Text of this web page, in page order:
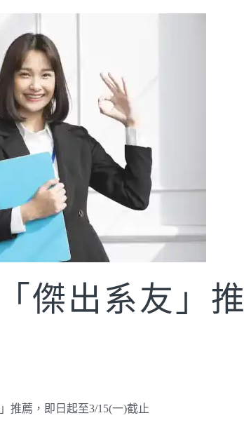
傑出系友」推
推薦，即日起至3/15(一)截止